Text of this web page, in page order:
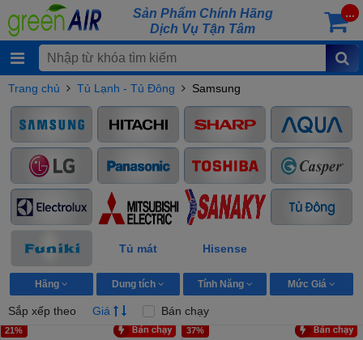
Sản Phẩm Chính Hãng
Dịch Vụ Tận Tâm
...
Trang chủ Tủ Lạnh - Tủ Đông Samsung
Tủ mát Hisense
Hãng Dung tích Tính Năng Mức Giá
Sắp xếp theo Giá Bán chạy
21% 37%